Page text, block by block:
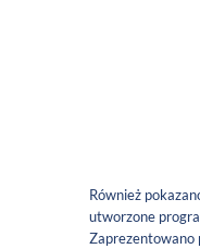
Również
utworzone
Zaprezentowano